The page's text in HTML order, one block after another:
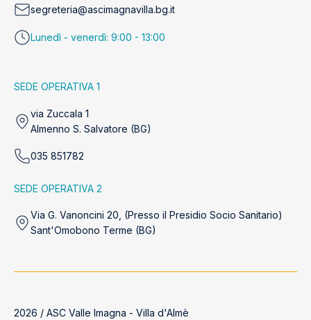
segreteria@ascimagnavilla.bg.it
Lunedì - venerdì: 9:00 - 13:00
SEDE OPERATIVA 1
via Zuccala 1
Almenno S. Salvatore (BG)
035 851782
SEDE OPERATIVA 2
Via G. Vanoncini 20, (Presso il Presidio Socio Sanitario)
Sant'Omobono Terme (BG)
2026 / ASC Valle Imagna - Villa d'Almè